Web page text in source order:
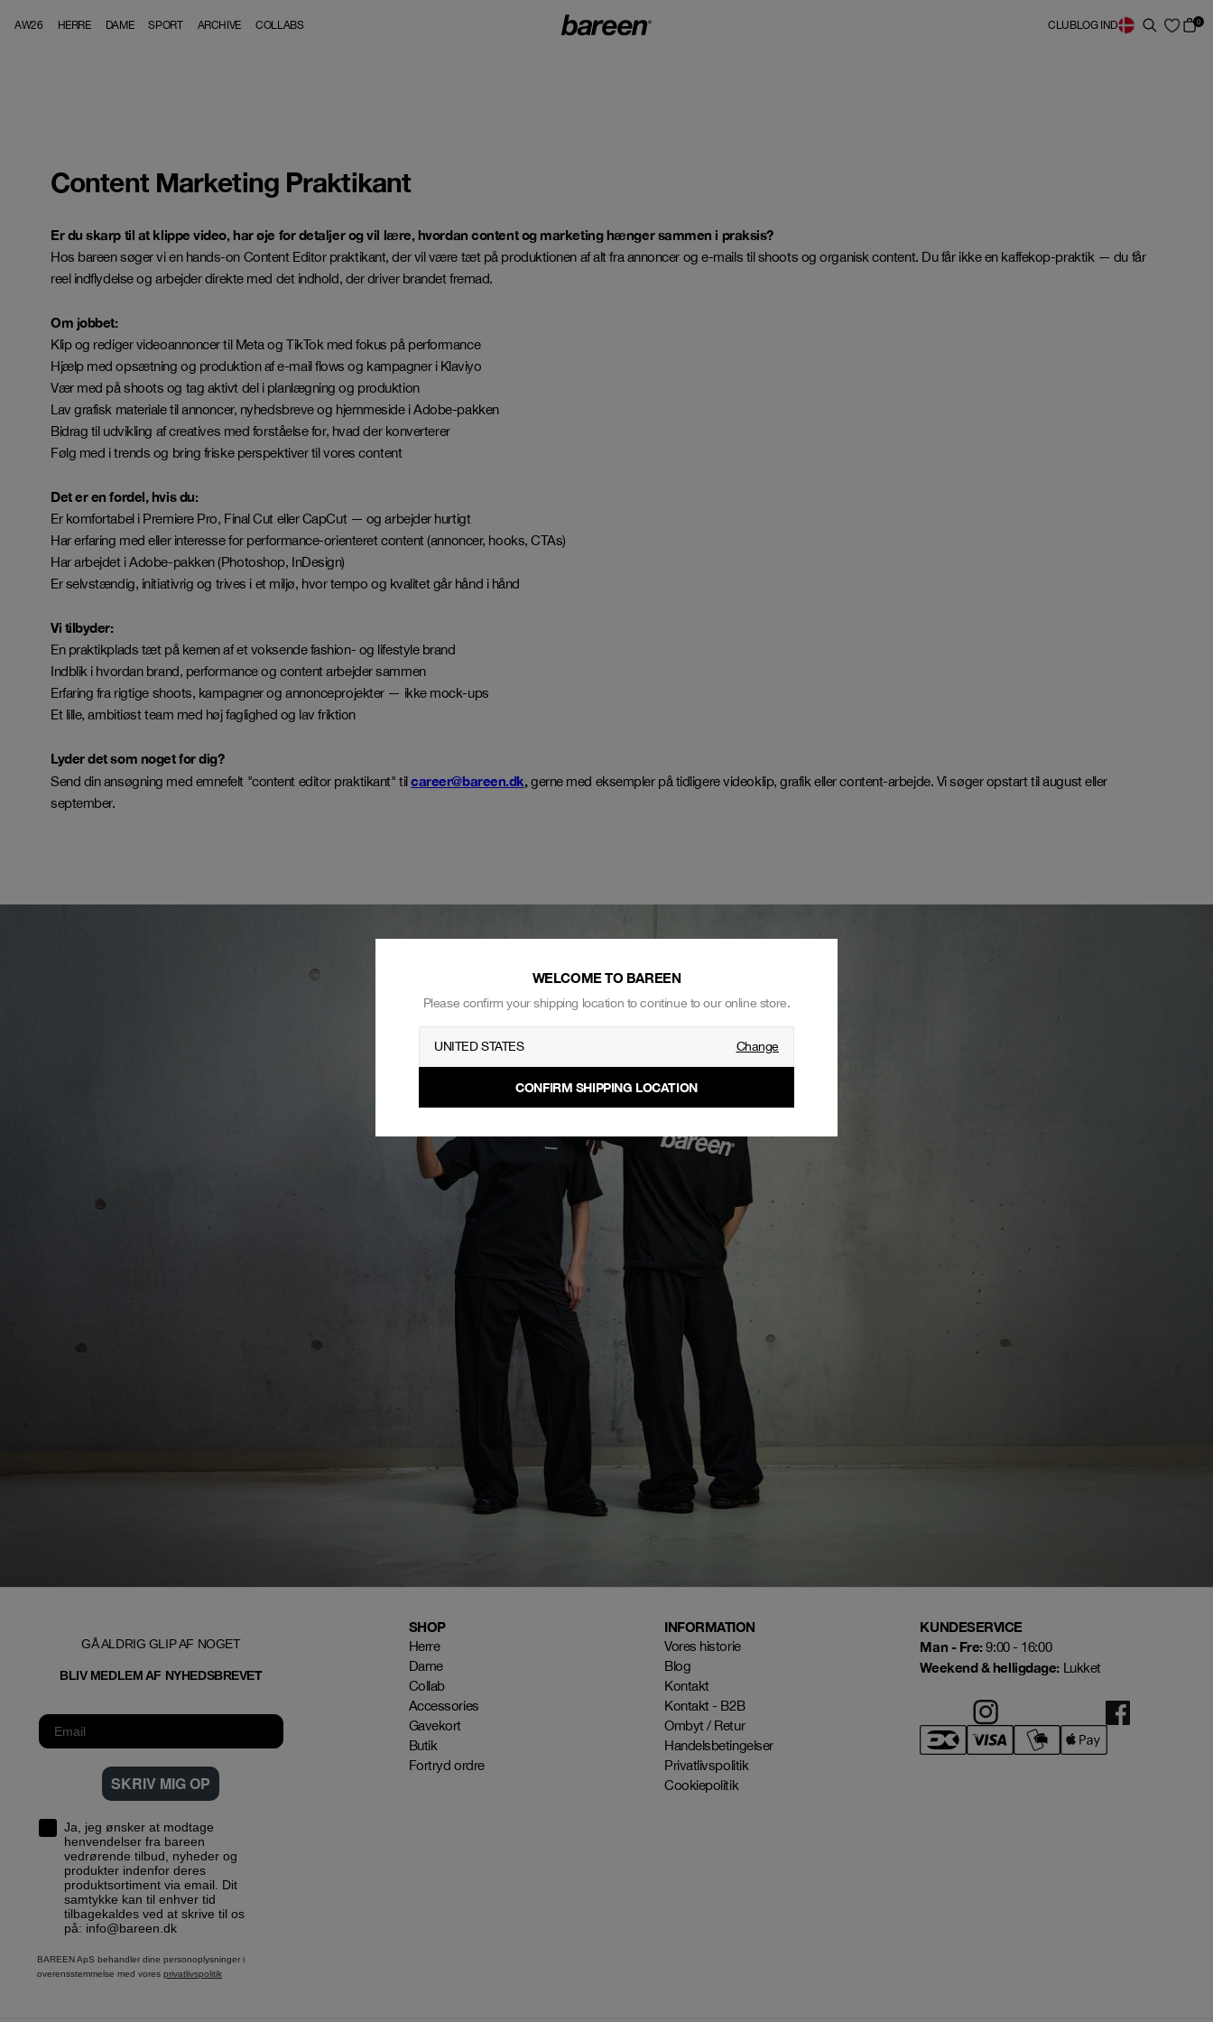
AW26 HERRE DAME SPORT ARCHIVE COLLABS CLUBLOG IND 0
Content Marketing Praktikant
Er du skarp til at klippe video, har øje for detaljer og vil lære, hvordan content og marketing hænger sammen i praksis?
Hos bareen søger vi en hands-on Content Editor praktikant, der vil være tæt på produktionen af alt fra annoncer og e-mails til shoots og organisk content. Du får ikke en kaffekop-praktik — du får
reel indflydelse og arbejder direkte med det indhold, der driver brandet fremad.
Om jobbet:
Klip og rediger videoannoncer til Meta og TikTok med fokus på performance
Hjælp med opsætning og produktion af e-mail flows og kampagner i Klaviyo
Vær med på shoots og tag aktivt del i planlægning og produktion
Lav grafisk materiale til annoncer, nyhedsbreve og hjemmeside i Adobe-pakken
Bidrag til udvikling af creatives med forståelse for, hvad der konverterer
Følg med i trends og bring friske perspektiver til vores content
Det er en fordel, hvis du:
Er komfortabel i Premiere Pro, Final Cut eller CapCut — og arbejder hurtigt
Har erfaring med eller interesse for performance-orienteret content (annoncer, hooks, CTAs)
Har arbejdet i Adobe-pakken (Photoshop, InDesign)
Er selvstændig, initiativrig og trives i et miljø, hvor tempo og kvalitet går hånd i hånd
Vi tilbyder:
En praktikplads tæt på kernen af et voksende fashion- og lifestyle brand
Indblik i hvordan brand, performance og content arbejder sammen
Erfaring fra rigtige shoots, kampagner og annonceprojekter — ikke mock-ups
Et lille, ambitiøst team med høj faglighed og lav friktion
Lyder det som noget for dig?
Send din ansøgning med emnefelt "content editor praktikant" tilcareer@bareen.dk,gerne med eksempler på tidligere videoklip, grafik eller content-arbejde. Vi søger opstart til august eller
september.
GÅ ALDRIG GLIP AF NOGET
BLIV MEDLEM AF NYHEDSBREVET
SKRIV MIG OP
Ja, jeg ønsker at modtage
henvendelser fra bareen
vedrørende tilbud, nyheder og
produkter indenfor deres
produktsortiment via email. Dit
samtykke kan til enhver tid
tilbagekaldes ved at skrive til os
på: info@bareen.dk
BAREEN ApS behandler dine personoplysninger i
overensstemmelse med vores privatlivspolitik
SHOP
Herre
Dame
Collab
Accessories
Gavekort
Butik
Fortryd ordre
INFORMATION
Vores historie
Blog
Kontakt
Kontakt - B2B
Ombyt / Retur
Handelsbetingelser
Privatlivspolitik
Cookiepolitik
KUNDESERVICE
Man - Fre:9:00 - 16:00
Weekend & helligdage:Lukket
WELCOME TO BAREEN
Please confirm your shipping location to continue to our online store.
UNITED STATES Change
CONFIRM SHIPPING LOCATION